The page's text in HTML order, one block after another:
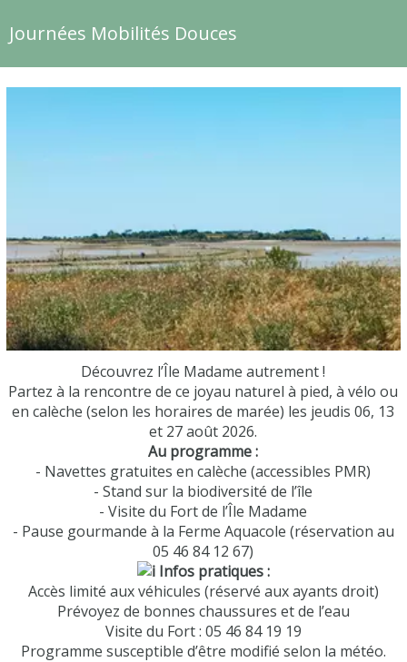
Journées Mobilités Douces
Découvrez l’Île Madame autrement !
Partez à la rencontre de ce joyau naturel à pied, à vélo ou
en calèche (selon les horaires de marée) les jeudis 06, 13
et 27 août 2026.
Au programme :
- Navettes gratuites en calèche (accessibles PMR)
- Stand sur la biodiversité de l’île
- Visite du Fort de l’Île Madame
- Pause gourmande à la Ferme Aquacole (réservation au
05 46 84 12 67)
Infos pratiques :
Accès limité aux véhicules (réservé aux ayants droit)
Prévoyez de bonnes chaussures et de l’eau
Visite du Fort : 05 46 84 19 19
Programme susceptible d’être modifié selon la météo.